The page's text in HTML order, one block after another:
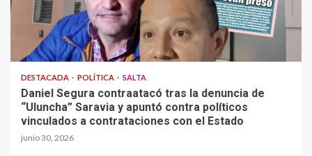
DESTACADA POLÍTICA SALTA
Daniel Segura contraatacó tras la denuncia de
“Uluncha” Saravia y apuntó contra políticos
vinculados a contrataciones con el Estado
junio 30, 2026